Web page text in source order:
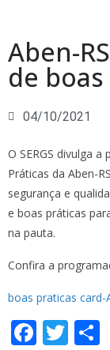
Aben-
de
04/10/2021
O SERGS divulga
Práticas da Aben-
segurança e
e boas práticas
na pauta.
Confira a
boas praticas card-
F T